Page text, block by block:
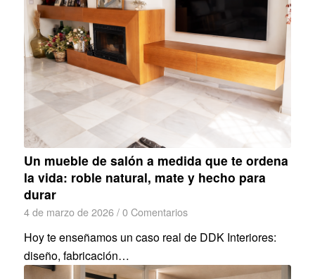
Un mueble de salón a medida que te ordena
la vida: roble natural, mate y hecho para
durar
4 de marzo de 2026 / 0 Comentarios
Hoy te enseñamos un caso real de DDK Interiores:
diseño, fabricación…